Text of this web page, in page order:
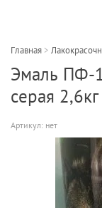
Главная >
Эмаль ПФ-
серая 2,6кг
Артикул: нет